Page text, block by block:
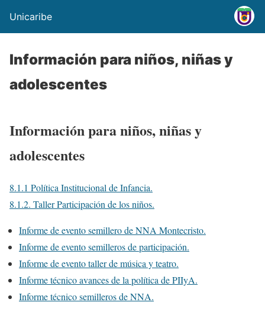
Unicaribe
Información para niños, niñas y
adolescentes
Información para niños, niñas y
adolescentes
8.1.1 Política Institucional de Infancia.
8.1.2. Taller Participación de los niños.
Informe de evento semillero de NNA Montecristo.
Informe de evento semilleros de participación.
Informe de evento taller de música y teatro.
Informe técnico avances de la política de PIIyA.
Informe técnico semilleros de NNA.